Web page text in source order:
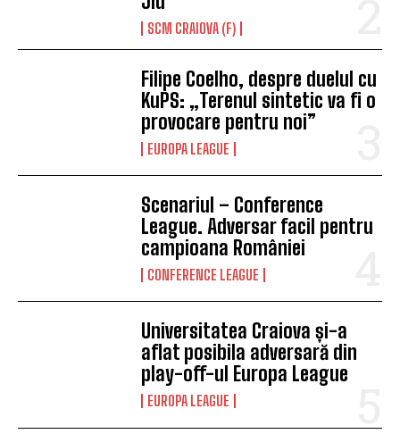
SCM CRAIOVA (F)
Filipe Coelho, despre duelul cu
KuPS: „Terenul sintetic va fi o
provocare pentru noi”
EUROPA LEAGUE
Scenariul – Conference
League. Adversar facil pentru
campioana României
CONFERENCE LEAGUE
Universitatea Craiova și-a
aflat posibila adversară din
play-off-ul Europa League
EUROPA LEAGUE